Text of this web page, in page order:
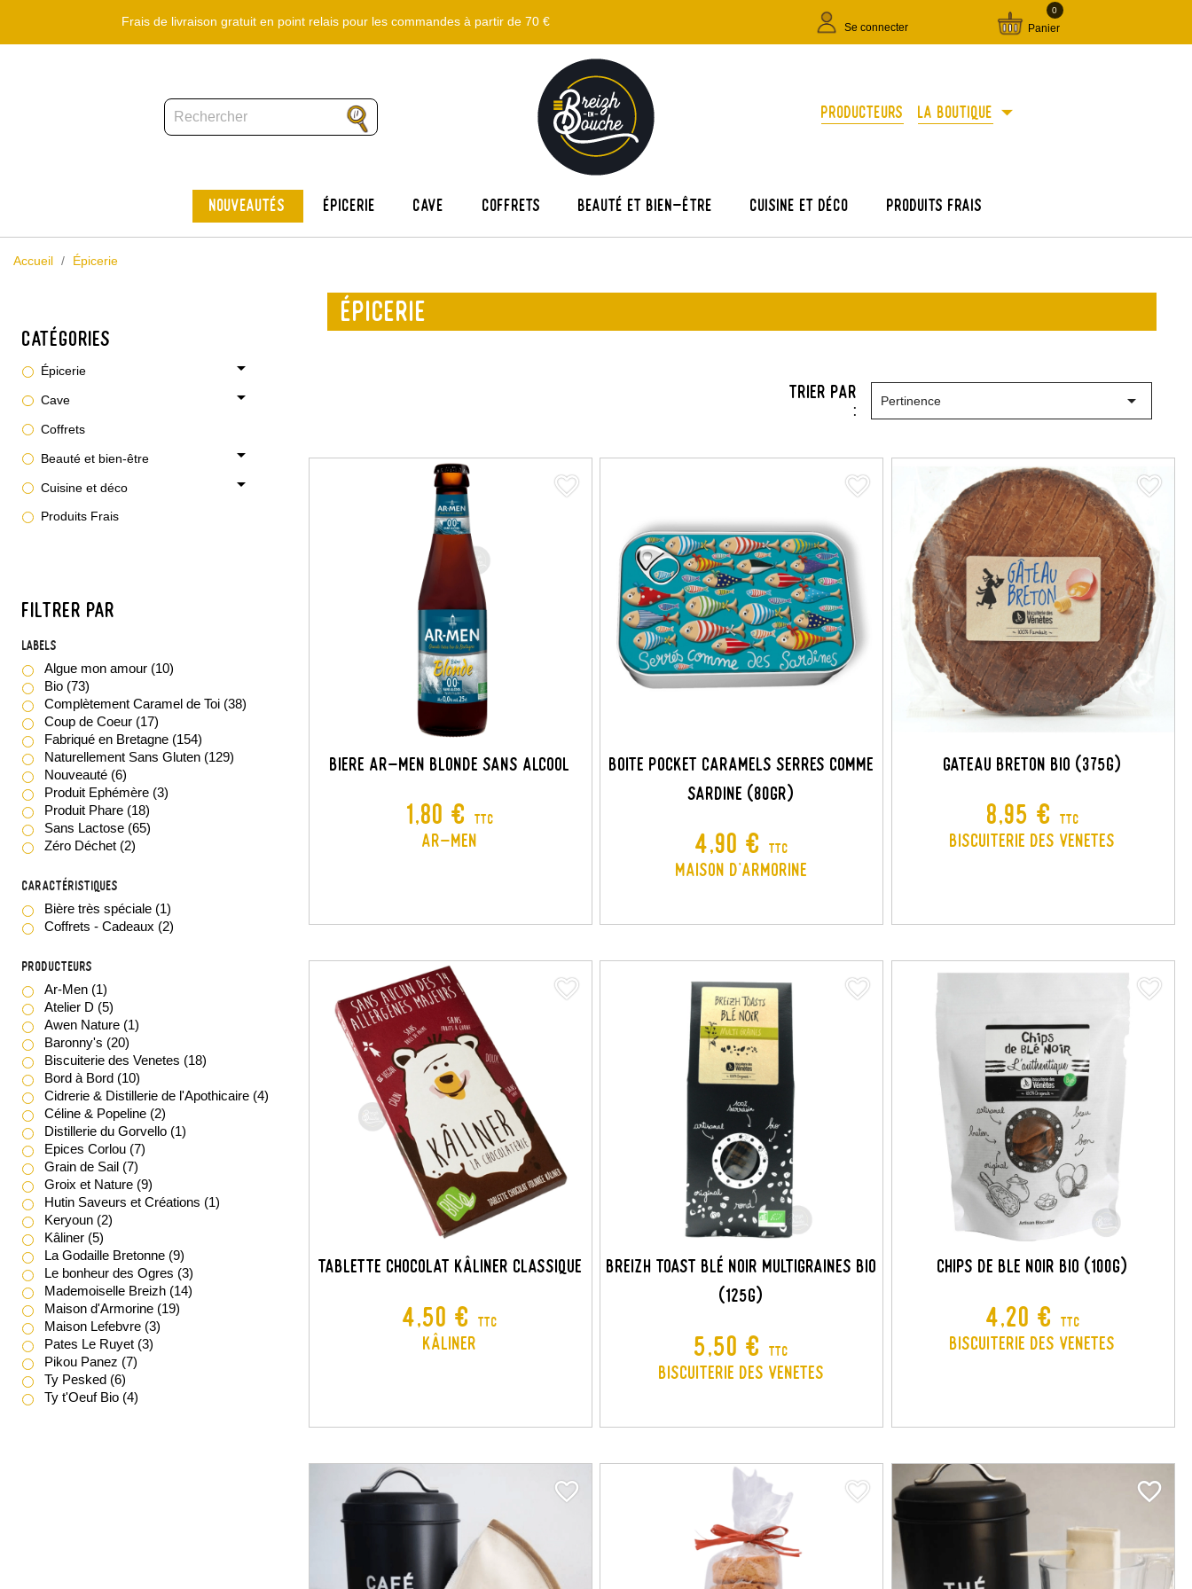
Frais de livraison gratuit en point relais pour les commandes à partir de 70 € Se connecter Panier
0
Producteurs La boutique arrow_drop_down
Nouveautés Épicerie Cave Coffrets Beauté et bien-être Cuisine et déco Produits frais
Accueil Épicerie
CATÉGORIES
Épicerie arrow_drop_down
Cave arrow_drop_down
Coffrets
Beauté et bien-être arrow_drop_down
Cuisine et déco arrow_drop_down
Produits Frais
FILTRER PAR
Labels
Algue mon amour (10)
Bio (73)
Complètement Caramel de Toi (38)
Coup de Coeur (17)
Fabriqué en Bretagne (154)
Naturellement Sans Gluten (129)
Nouveauté (6)
Produit Ephémère (3)
Produit Phare (18)
Sans Lactose (65)
Zéro Déchet (2)
Caractéristiques
Bière très spéciale (1)
Coffrets - Cadeaux (2)
Producteurs
Ar-Men (1)
Atelier D (5)
Awen Nature (1)
Baronny's (20)
Biscuiterie des Venetes (18)
Bord à Bord (10)
Cidrerie & Distillerie de l'Apothicaire (4)
Céline & Popeline (2)
Distillerie du Gorvello (1)
Epices Corlou (7)
Grain de Sail (7)
Groix et Nature (9)
Hutin Saveurs et Créations (1)
Keryoun (2)
Kâliner (5)
La Godaille Bretonne (9)
Le bonheur des Ogres (3)
Mademoiselle Breizh (14)
Maison d'Armorine (19)
Maison Lefebvre (3)
Pates Le Ruyet (3)
Pikou Panez (7)
Ty Pesked (6)
Ty t'Oeuf Bio (4)
ÉPICERIE
Trier par
: Pertinence 
BIERE AR-MEN BLONDE SANS ALCOOL
Prix
1,80 € TTC
Ar-Men
favorite_border
BOITE POCKET CARAMELS SERRES COMME
SARDINE (80GR)
Prix
4,90 € TTC
Maison d'Armorine
favorite_border
GATEAU BRETON BIO (375G)
Prix
8,95 € TTC
Biscuiterie des Venetes
favorite_border
Tablette Chocolat Kâliner Classique
Prix
4,50 €TTC
Kâliner
favorite_border
Breizh Toast Blé Noir Multigraines Bio
(125g)
Prix
5,50 €TTC
Biscuiterie des Venetes
favorite_border
CHIPS DE BLE NOIR BIO (100G)
Prix
4,20 € TTC
Biscuiterie des Venetes
favorite_border
favorite_border favorite_border favorite_border